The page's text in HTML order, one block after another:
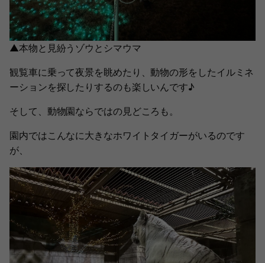
▲本物と見紛うゾウとシマウマ
観覧車に乗って夜景を眺めたり、動物の形をしたイルミネ
ーションを探したりするのも楽しいんです♪
そして、動物園ならではの見どころも。
園内ではこんなに大きなホワイトタイガーがいるのです
が、